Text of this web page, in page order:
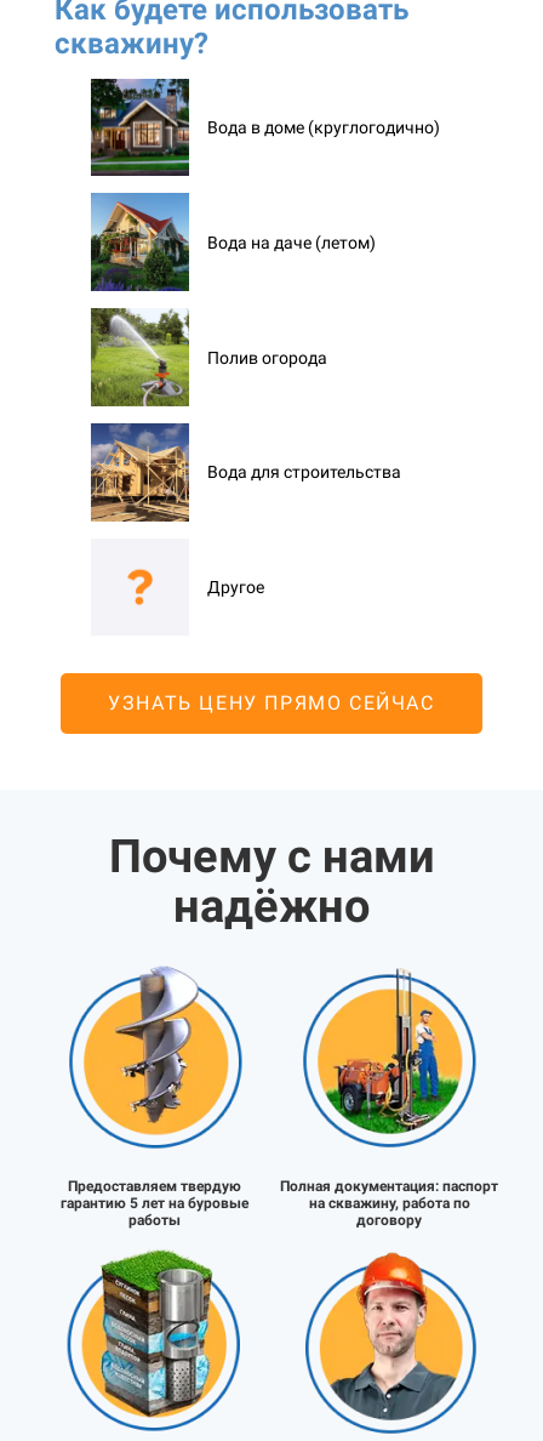
Как будете использовать
скважину?
Вода в доме (круглогодично)
Вода на даче (летом)
Полив огорода
Вода для строительства
Другое
УЗНАТЬ ЦЕНУ ПРЯМО СЕЙЧАС
Почему с нами
надёжно
Предоставляем твердую
гарантию 5 лет на буровые
работы
Полная документация: паспорт
на скважину, работа по
договору